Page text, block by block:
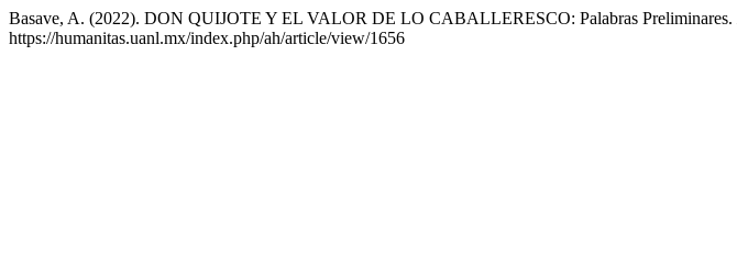
Basave, A. (2022). DON QUIJOTE Y EL VALOR DE LO CABALLERESCO: Palabras Preliminares.
https://humanitas.uanl.mx/index.php/ah/article/view/1656